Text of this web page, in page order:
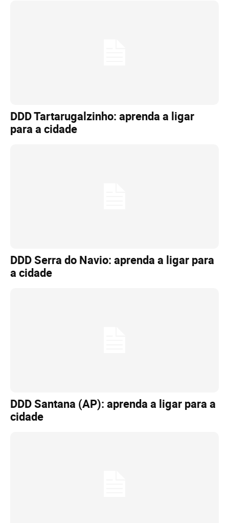
DDD Tartarugalzinho: aprenda a ligar
para a cidade
DDD Serra do Navio: aprenda a ligar para
a cidade
DDD Santana (AP): aprenda a ligar para a
cidade